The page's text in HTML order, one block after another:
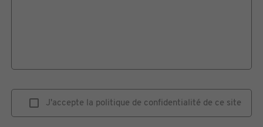
J'accepte la politique de confidentialité de ce site